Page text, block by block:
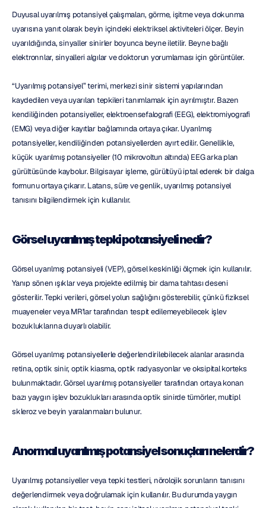
Duyusal uyarılmış potansiyel çalışmaları, görme, işitme veya dokunma
uyarısına yanıt olarak beyin içindeki elektriksel aktiviteleri ölçer. Beyin
uyarıldığında, sinyaller sinirler boyunca beyne iletilir. Beyne bağlı
elektronnlar, sinyalleri algılar ve doktorun yorumlaması için görüntüler.
“Uyarılmış potansiyel” terimi, merkezi sinir sistemi yapılarından
kaydedilen veya uyarılan tepkileri tanımlamak için ayrılmıştır. Bazen
kendiliğinden potansiyeller, elektroensefalografi (EEG), elektromiyografi
(EMG) veya diğer kayıtlar bağlamında ortaya çıkar. Uyarılmış
potansiyeller, kendiliğinden potansiyellerden ayırt edilir. Genellikle,
küçük uyarılmış potansiyeller (10 mikrovoltun altında) EEG arka plan
gürültüsünde kaybolur. Bilgisayar işleme, gürültüyü iptal ederek bir dalga
formunu ortaya çıkarır. Latans, süre ve genlik, uyarılmış potansiyel
tanısını bilgilendirmek için kullanılır.
Görsel uyarılmış tepki potansiyeli nedir?
Görsel uyarılmış potansiyeli (VEP), görsel keskinliği ölçmek için kullanılır.
Yanıp sönen ışıklar veya projekte edilmiş bir dama tahtası deseni
gösterilir. Tepki verileri, görsel yolun sağlığını gösterebilir, çünkü fiziksel
muayeneler veya MR'lar tarafından tespit edilemeyebilecek işlev
bozukluklarına duyarlı olabilir.
Görsel uyarılmış potansiyellerle değerlendirilebilecek alanlar arasında
retina, optik sinir, optik kiasma, optik radyasyonlar ve oksipital korteks
bulunmaktadır. Görsel uyarılmış potansiyeller tarafından ortaya konan
bazı yaygın işlev bozuklukları arasında optik sinirde tümörler, multipl
skleroz ve beyin yaralanmaları bulunur.
Anormal uyarılmış potansiyel sonuçları nelerdir?
Uyarılmış potansiyeller veya tepki testleri, nörolojik sorunların tanısını
değerlendirmek veya doğrulamak için kullanılır. Bu durumda yaygın